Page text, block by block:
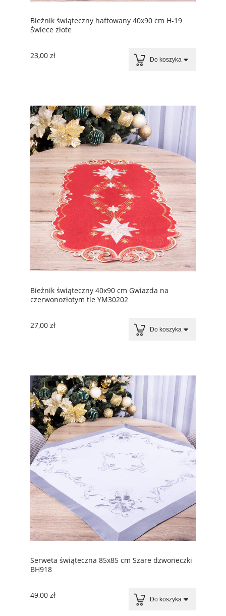
Bieżnik świąteczny haftowany 40x90 cm H-19
Świece złote
23,00 zł Do koszyka
Bieżnik świąteczny 40x90 cm Gwiazda na
czerwonozłotym tle YM30202
27,00 zł Do koszyka
Serweta świąteczna 85x85 cm Szare dzwoneczki
BH918
49,00 zł Do koszyka